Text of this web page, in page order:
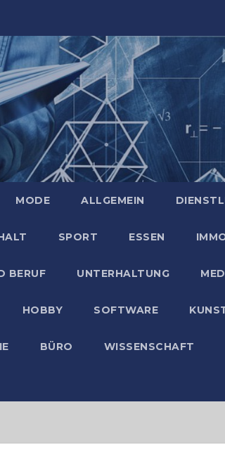
MODE ALLGEMEIN
SPORT ESSEN
BERUF UNTERHALTUNG
HOBBY SOFTWARE
BÜRO WISSENSCHAFT